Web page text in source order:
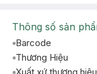
Thông số sản
Barcode
Thương Hiệu